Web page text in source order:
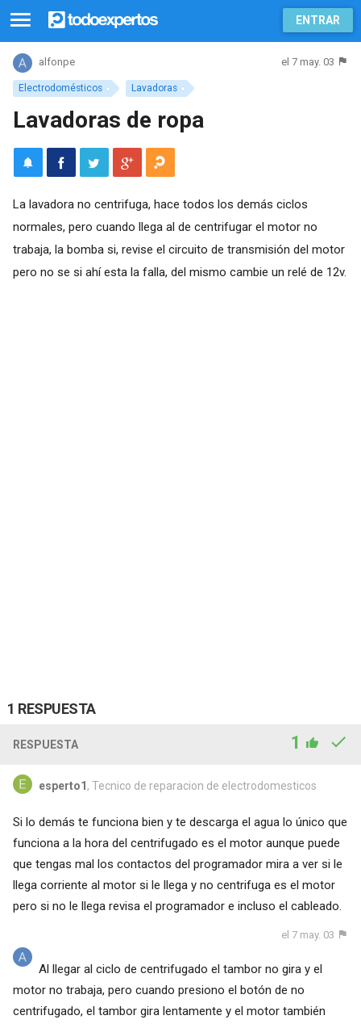
ENTRAR
Electrodomésticos Lavadoras
alfonpe el 7 may. 03
Lavadoras de ropa
La lavadora no centrifuga, hace todos los demás ciclos
normales, pero cuando llega al de centrifugar el motor no
trabaja, la bomba si, revise el circuito de transmisión del motor
pero no se si ahí esta la falla, del mismo cambie un relé de 12v.
1 RESPUESTA
RESPUESTA 1
esperto1 , Tecnico de reparacion de electrodomesticos
Si lo demás te funciona bien y te descarga el agua lo único que
funciona a la hora del centrifugado es el motor aunque puede
que tengas mal los contactos del programador mira a ver si le
llega corriente al motor si le llega y no centrifuga es el motor
pero si no le llega revisa el programador e incluso el cableado.
el 7 may. 03
Al llegar al ciclo de centrifugado el tambor no gira y el
motor no trabaja, pero cuando presiono el botón de no
centrifugado, el tambor gira lentamente y el motor también